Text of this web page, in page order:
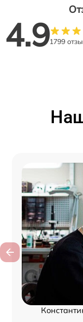
4.91799